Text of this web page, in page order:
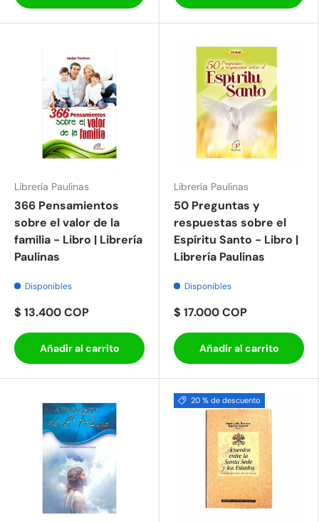
Librería Paulinas
366 Pensamientos
sobre el valor de la
familia - Libro | Librería
Paulinas
Disponibles
$ 13.400 COP
Añadir al carrito
Librería Paulinas
50 Preguntas y
respuestas sobre el
Espíritu Santo - Libro |
Librería Paulinas
Disponibles
$ 17.000 COP
Añadir al carrito
20 % de descuento